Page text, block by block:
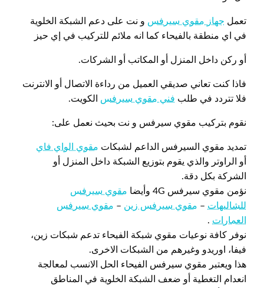
تعمل جهاز مقوي سيرفس و نت على دعم الشبكة الخلوية
في اي منطقة بالفيحاء كما انه ملائم للتركيب في إي حيز
أو ركن داخل المنزل أو المكاتب أو الشركات.
فاذا كنت تعاني صديقي العميل من رداءة الاتصال أو الانترنت
فلا تتردد في طلب فني مقوي سيرفس الكويت.
نقوم بتركيب مقوي سيرفس و نت بحيث نعمل على:
تمديد مقوي السيرفس الداعم لشبكات مقوي الواي فاي
أو الراوتر والذي يقوم بتوزيع الشبكة داخل المنزل أو
الشركة بكل دقة.
نؤمن مقوي سيرفس 4G وأيضا
مقوي سيرفس
للشاليهات – مقوي سيرفس زين – مقوي سيرفس
العمارات .
نوفر كافة نوعيات مقوي شبكة الفيحاء تدعم شبكات زين،
فيفا، اوريدو وغيرهم من الشبكات الاخرى.
هذا ويعتبر مقوي سيرفس الفيحاء الحل الانسب لمعالجة
انعدام التغطية أو ضعف الشبكة الخلوية في المناطق